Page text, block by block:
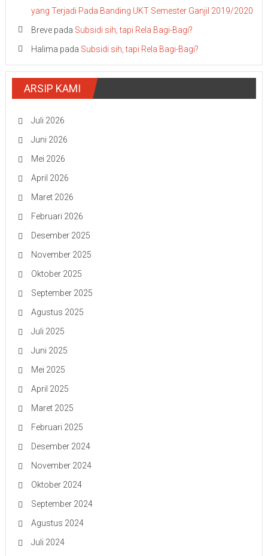
yang Terjadi Pada Banding UKT Semester Ganjil 2019/2020
Brevepada Subsidi sih, tapi Rela Bagi-Bagi?
Halima pada Subsidi sih, tapi Rela Bagi-Bagi?
ARSIP KAMI
Juli 2026
Juni 2026
Mei 2026
April 2026
Maret 2026
Februari 2026
Desember 2025
November 2025
Oktober 2025
September 2025
Agustus 2025
Juli 2025
Juni 2025
Mei 2025
April 2025
Maret 2025
Februari 2025
Desember 2024
November 2024
Oktober 2024
September 2024
Agustus 2024
Juli 2024